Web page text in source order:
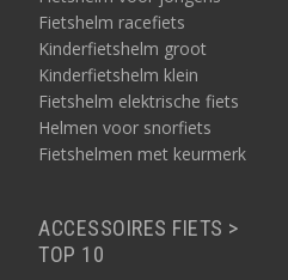
Fietshelm racefiets
Kinderfietshelm groot
Kinderfietshelm klein
Fietshelm elektrische fiets
Helmen voor snorfiets
Fietshelmen met keurmerk
ACCESSOIRES FIETS >
TOP 10